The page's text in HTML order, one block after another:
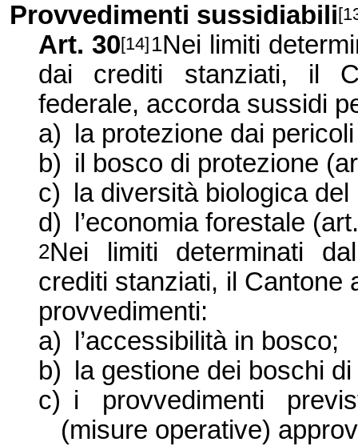
Provvedimenti sussidiabili
Art. 30[14] 1Nei limiti
dai crediti stanziati, il
federale, accorda sussidi
a)
la protezione dai
b) il bosco di protezione
c)
la diversità biologica
d)
l’economia forestale
2Nei limiti determinati
crediti stanziati, il Cantone
provvedimenti:
a)
l’accessibilità in bosco;
b)
la gestione dei boschi
c) i provvedimenti
(misure operative)